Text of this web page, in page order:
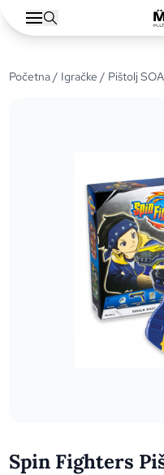
Početna/ Igračke / Pištolj
Spin Fighters